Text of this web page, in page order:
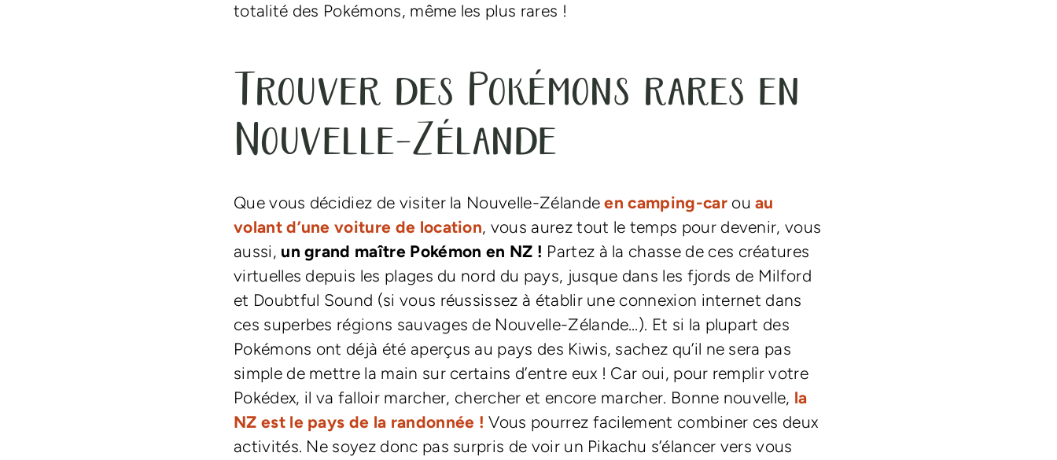
totalité des Pokémons, même les plus rares !
Trouver des Pokémons rares en
Nouvelle-Zélande
Que vous décidiez de visiter la Nouvelle-Zélandeen camping-carouau
volant d’une voiture de location, vous aurez tout le temps pour devenir, vous
aussi, un grand maître Pokémon en NZ ! Partez à la chasse de ces créatures
virtuelles depuis les plages du nord du pays, jusque dans les fjords de Milford
et Doubtful Sound (si vous réussissez à établir une connexion internet dans
ces superbes régions sauvages de Nouvelle-Zélande…). Et si la plupart des
Pokémons ont déjà été aperçus au pays des Kiwis, sachez qu’il ne sera pas
simple de mettre la main sur certains d’entre eux ! Car oui, pour remplir votre
Pokédex, il va falloir marcher, chercher et encore marcher. Bonne nouvelle, la
NZ est le pays de la randonnée ! Vous pourrez facilement combiner ces deux
activités. Ne soyez donc pas surpris de voir un Pikachu s’élancer vers vous